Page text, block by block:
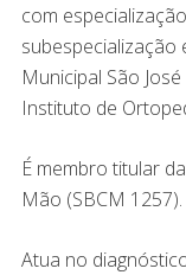
com
subespecialização
Municipal São
Instituto de
É membro titular
Mão (SBCM 1257).
Atua no